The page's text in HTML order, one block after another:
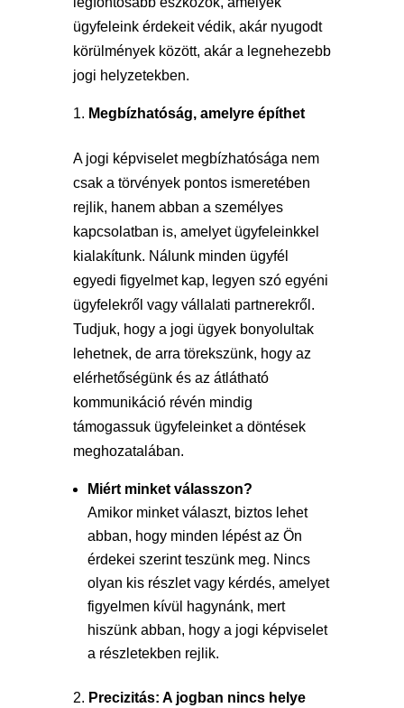
ügyfeleink érdekeit védik, akár nyugodt
körülmények között, akár a legnehezebb
jogi helyzetekben.
Megbízhatóság, amelyre építhet
A jogi képviselet megbízhatósága nem
csak a törvények pontos ismeretében
rejlik, hanem abban a személyes
kapcsolatban is, amelyet ügyfeleinkkel
kialakítunk. Nálunk minden ügyfél
egyedi figyelmet kap, legyen szó egyéni
ügyfelekről vagy vállalati partnerekről.
Tudjuk, hogy a jogi ügyek bonyolultak
lehetnek, de arra törekszünk, hogy az
elérhetőségünk és az átlátható
kommunikáció révén mindig
támogassuk ügyfeleinket a döntések
meghozatalában.
Miért minket válasszon?
Amikor minket választ, biztos lehet
abban, hogy minden lépést az Ön
érdekei szerint teszünk meg. Nincs
olyan kis részlet vagy kérdés, amelyet
figyelmen kívül hagynánk, mert
hiszünk abban, hogy a jogi képviselet
a részletekben rejlik.
Precizitás: A jogban nincs helye